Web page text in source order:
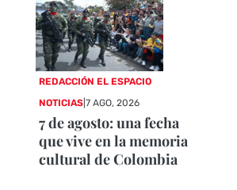
REDACCIÓN EL ESPACIO
NOTICIAS |7 AGO, 2026
7 de agosto: una fecha
que vive en la memoria
cultural de Colombia